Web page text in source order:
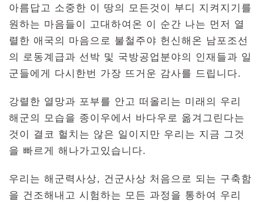
아름답고 소중한 이 땅의 모든것이 부디 지켜지기를
원하는 마음들이 고대하여온 이 순간 나는 먼저 열
렬한 애국의 마음으로 불철주야 헌신해온 남포조선
의 로동계급과 선박 및 국방공업분야의 인재들과 일
군들에게 다시한번 가장 뜨거운 감사를 드립니다.
강렬한 열망과 포부를 안고 떠올리는 미래의 우리
해군의 모습을 종이우에서 바다우로 옮겨그린다는
것이 결코 헐치는 않은 일이지만 우리는 지금 그것
을 빠르게 해나가고있습니다.
우리는 해군력사상, 건군사상 처음으로 되는 구축함
을 건조해내고 시험하는 모든 과정을 통하여 우리